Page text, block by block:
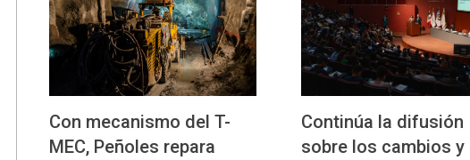
Con mecanismo del T-
MEC, Peñoles repara
Continúa la difusión
sobre los cambios y